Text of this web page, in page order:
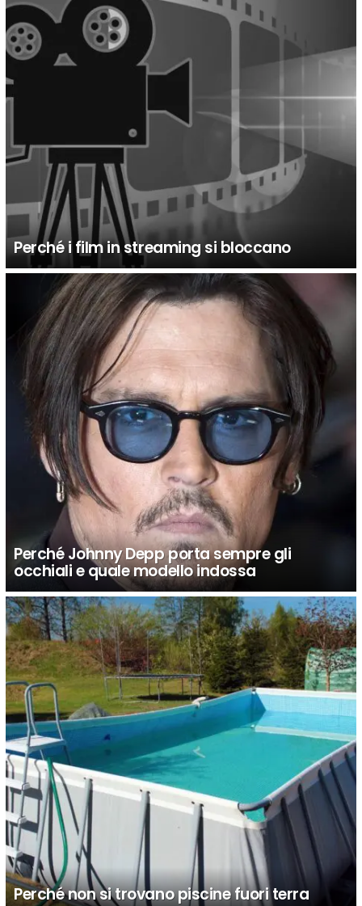
Perché i film in streaming si bloccano
Perché Johnny Depp porta sempre gli
occhiali e quale modello indossa
Perché non si trovano piscine fuori terra